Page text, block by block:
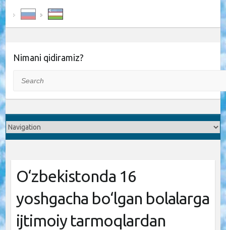
Nimani qidiramiz?
O‘zbekistonda 16
yoshgacha bo‘lgan bolalarga
ijtimoiy tarmoqlardan